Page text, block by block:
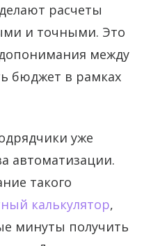
расчеты
и точными. Это
между
бюджет в рамках
уже
автоматизации.
такого
калькулятор,
минуты получить